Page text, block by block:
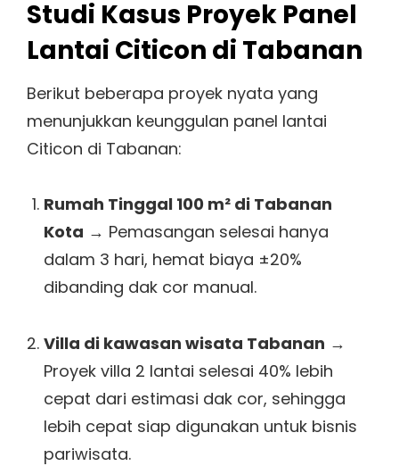
Studi Kasus Proyek Panel
Lantai Citicon di Tabanan
Berikut beberapa proyek nyata yang
menunjukkan keunggulan panel lantai
Citicon di Tabanan:
Rumah Tinggal 100 m² di Tabanan
Kota → Pemasangan selesai hanya
dalam 3 hari, hemat biaya ±20%
dibanding dak cor manual.
Villa di kawasan wisata Tabanan →
Proyek villa 2 lantai selesai 40% lebih
cepat dari estimasi dak cor, sehingga
lebih cepat siap digunakan untuk bisnis
pariwisata.